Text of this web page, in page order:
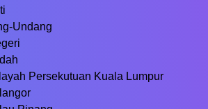
Undang
Persekutuan Kuala Lumpur